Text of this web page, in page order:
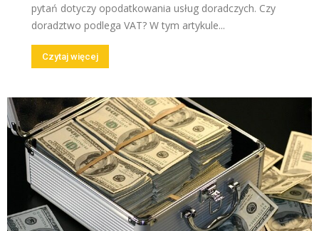
pytań dotyczy opodatkowania usług doradczych. Czy
doradztwo podlega VAT? W tym artykule...
Czytaj więcej